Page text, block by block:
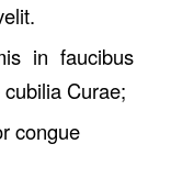
in faucibus
Curae;
congue